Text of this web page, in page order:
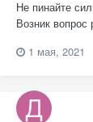
Не пинайте
Возник
под расточку
1 мая, 2021